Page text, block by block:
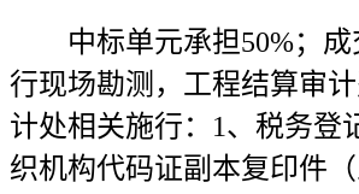
中标单元承担50%；成
行现场勘测，工程结算审
计处相关施行：1、税务登
织机构代码证副本复印件